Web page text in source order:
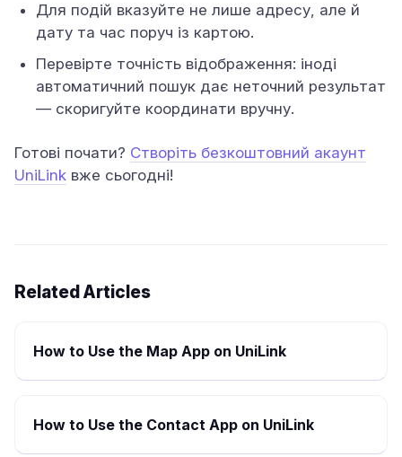
Для подій вказуйте не лише адресу, але й
дату та час поруч із картою.
Перевірте точність відображення: іноді
автоматичний пошук дає неточний результат
— скоригуйте координати вручну.
Готові почати? Створіть безкоштовний акаунт
UniLink вже сьогодні!
Related Articles
How to Use the Map App on UniLink
How to Use the Contact App on UniLink